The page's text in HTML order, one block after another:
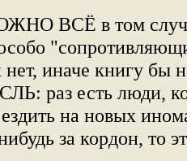
ВСЁ в том
нет, иначе книгу бы
раз есть люди,
на новых
за кордон, то